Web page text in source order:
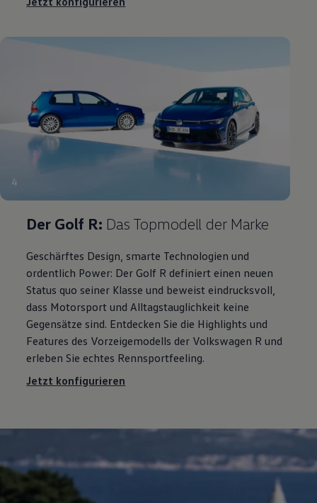
4
Der Golf R: Das Topmodell der Marke
Geschärftes Design, smarte Technologien und
ordentlich Power: Der Golf R definiert einen neuen
Status quo seiner Klasse und beweist eindrucksvoll,
dass Motorsport und Alltagstauglichkeit keine
Gegensätze sind. Entdecken Sie die Highlights und
Features des Vorzeigemodells der Volkswagen R und
erleben Sie echtes Rennsportfeeling.
Jetzt konfigurieren